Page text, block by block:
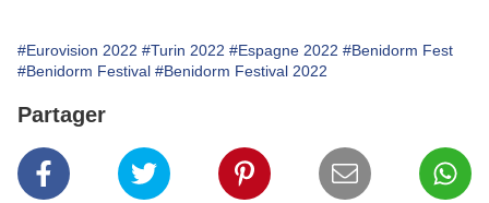
#Eurovision 2022 #Turin 2022 #Espagne 2022 #Benidorm Fest
#Benidorm Festival #Benidorm Festival 2022
Partager